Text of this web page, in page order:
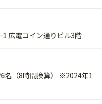
広電コイン通りビル3階
名（8時間換算） ※2024年1